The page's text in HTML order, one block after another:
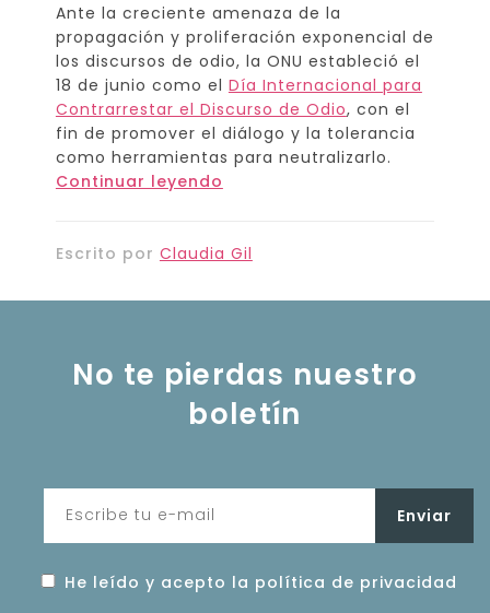
Ante la creciente amenaza de la
propagación y proliferación exponencial de
los discursos de odio, la ONU estableció el
18 de junio como el Día Internacional para
Contrarrestar el Discurso de Odio, con el
fin de promover el diálogo y la tolerancia
como herramientas para neutralizarlo.
Continuar leyendo
Escrito por Claudia Gil
No te pierdas nuestro
boletín
He leído y acepto la política de privacidad